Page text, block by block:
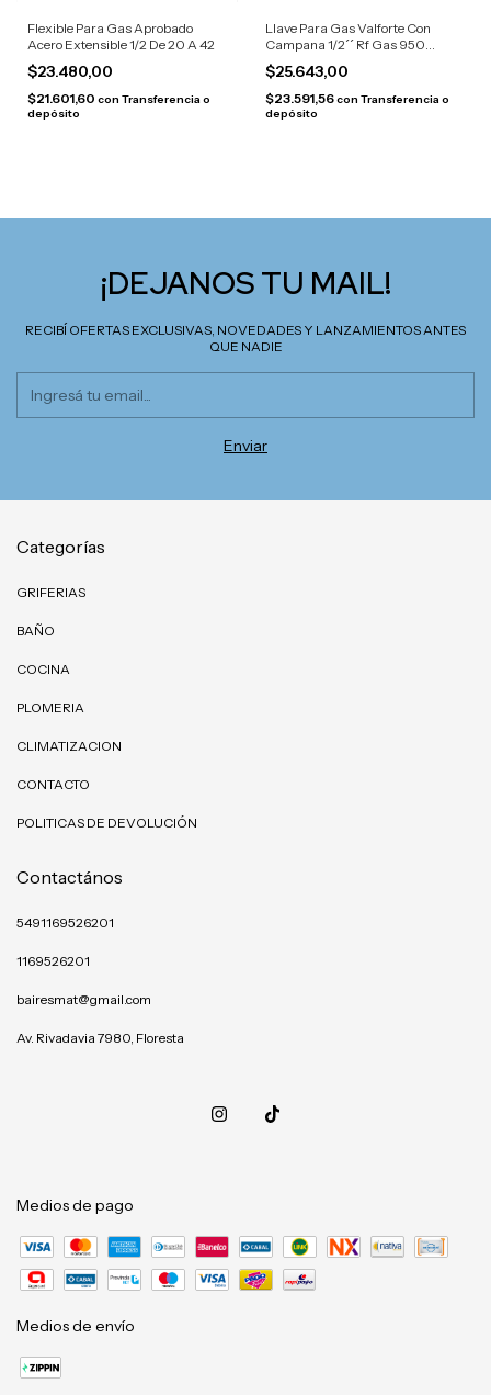
Flexible Para Gas Aprobado
Acero Extensible 1/2 De 20 A 42
$23.480,00
$21.601,60 con Transferencia o
depósito
Llave Para Gas Valforte Con
Campana 1/2´´ Rf Gas 950
Cocina
$25.643,00
$23.591,56con Transferencia o
depósito
¡DEJANOS TU MAIL!
RECIBÍ OFERTAS EXCLUSIVAS, NOVEDADES Y LANZAMIENTOS ANTES
QUE NADIE
Categorías
GRIFERIAS
BAÑO
COCINA
PLOMERIA
CLIMATIZACION
CONTACTO
POLITICAS DE DEVOLUCIÓN
Contactános
5491169526201
1169526201
bairesmat@gmail.com
Av. Rivadavia 7980, Floresta
Medios de pago
Medios de envío